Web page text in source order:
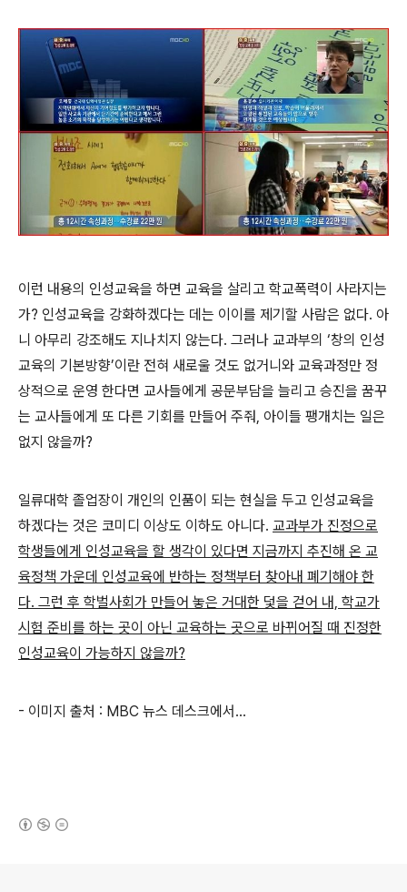
이런 내용의 인성교육을 하면 교육을 살리고 학교폭력이 사라지는
가? 인성교육을 강화하겠다는 데는 이이를 제기할 사람은 없다. 아
니 아무리 강조해도 지나치지 않는다. 그러나 교과부의 ‘창의 인성
교육의 기본방향’이란 전혀 새로울 것도 없거니와 교육과정만 정
상적으로 운영 한다면 교사들에게 공문부담을 늘리고 승진을 꿈꾸
는 교사들에게 또 다른 기회를 만들어 주줘, 아이들 팽개치는 일은
없지 않을까?
일류대학 졸업장이 개인의 인품이 되는 현실을 두고 인성교육을
하겠다는 것은 코미디 이상도 이하도 아니다. 교과부가 진정으로
학생들에게 인성교육을 할 생각이 있다면 지금까지 추진해 온 교
육정책 가운데 인성교육에 반하는 정책부터 찾아내 폐기해야 한
다. 그런 후 학벌사회가 만들어 놓은 거대한 덫을 걷어 내, 학교가
시험 준비를 하는 곳이 아닌 교육하는 곳으로 바뀌어질 때 진정한
인성교육이 가능하지 않을까?
- 이미지 출처 : MBC 뉴스 데스크에서...